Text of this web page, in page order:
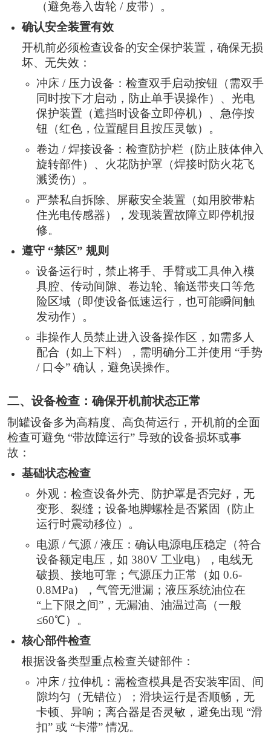
（避免卷入齿轮 / 皮带）。
确认安全装置有效
开机前必须检查设备的安全保护装置，确保无损
坏、无失效：
冲床 / 压力设备：检查双手启动按钮（需双手
同时按下才启动，防止单手误操作）、光电
保护装置（遮挡时设备立即停机）、急停按
钮（红色，位置醒目且按压灵敏）。
卷边 / 焊接设备：检查防护栏（防止肢体伸入
旋转部件）、火花防护罩（焊接时防火花飞
溅烫伤）。
严禁私自拆除、屏蔽安全装置（如用胶带粘
住光电传感器），发现装置故障立即停机报
修。
遵守 “禁区” 规则
设备运行时，禁止将手、手臂或工具伸入模
具腔、传动间隙、卷边轮、输送带夹口等危
险区域（即使设备低速运行，也可能瞬间触
发动作）。
非操作人员禁止进入设备操作区，如需多人
配合（如上下料），需明确分工并使用 “手势
/ 口令” 确认，避免误操作。
二、设备检查：确保开机前状态正常
制罐设备多为高精度、高负荷运行，开机前的全面
检查可避免 “带故障运行” 导致的设备损坏或事
故：
基础状态检查
外观：检查设备外壳、防护罩是否完好，无
变形、裂缝；设备地脚螺栓是否紧固（防止
运行时震动移位）。
电源 / 气源 / 液压：确认电源电压稳定（符合
设备额定电压，如 380V 工业电），电线无
破损、接地可靠；气源压力正常（如 0.6-
0.8MPa），气管无泄漏；液压系统油位在
“上下限之间”，无漏油、油温过高（一般
≤60℃）。
核心部件检查
根据设备类型重点检查关键部件：
冲床 / 拉伸机：需检查模具是否安装牢固、间
隙均匀（无错位）；滑块运行是否顺畅，无
卡顿、异响；离合器是否灵敏，避免出现 “滑
扣” 或 “卡滞” 情况。